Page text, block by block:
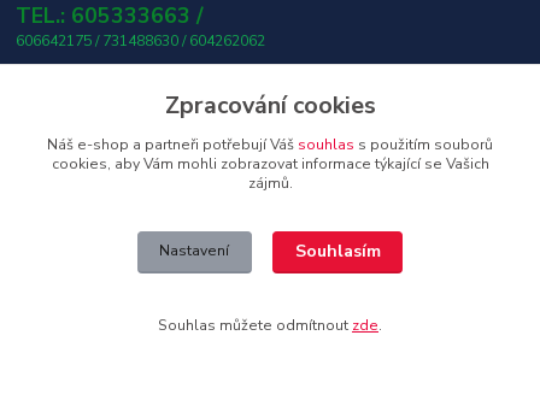
TEL.: 605333663 /
606642175 / 731488630 / 604262062
👤 Osobní odběr s platbou v hotovosti ZDARMA! 🎶
Zpracování cookies
Náš e-shop a partneři potřebují Váš souhlas s použitím souborů
cookies, aby Vám mohli zobrazovat informace týkající se Vašich
zájmů.
Nastavení Souhlasím
Souhlas můžete odmítnout zde.